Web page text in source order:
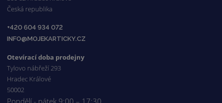
Česká republika
+420 604 934 072
INFO@MOJEKARTICKY.CZ
Otevírací doba prodejny
Tylovo nábřeží 293
Hradec Králové
50002